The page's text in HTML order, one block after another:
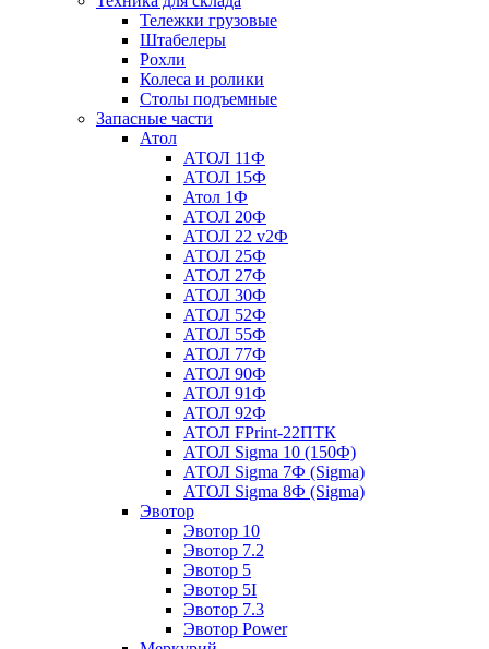
Тележки грузовые
Штабелеры
Рохли
Колеса и ролики
Столы подъемные
Запасные части
Атол
АТОЛ 11Ф
АТОЛ 15Ф
Атол 1Ф
АТОЛ 20Ф
АТОЛ 22 v2Ф
АТОЛ 25Ф
АТОЛ 27Ф
АТОЛ 30Ф
АТОЛ 52Ф
АТОЛ 55Ф
АТОЛ 77Ф
АТОЛ 90Ф
АТОЛ 91Ф
АТОЛ 92Ф
АТОЛ FPrint-22ПТК
АТОЛ Sigma 10 (150Ф)
АТОЛ Sigma 7Ф (Sigma)
АТОЛ Sigma 8Ф (Sigma)
Эвотор
Эвотор 10
Эвотор 7.2
Эвотор 5
Эвотор 5I
Эвотор 7.3
Эвотор Power